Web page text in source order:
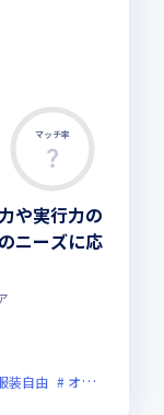
マッチ率
や実行力の
ニーズに応
装自由 オンライン選考可